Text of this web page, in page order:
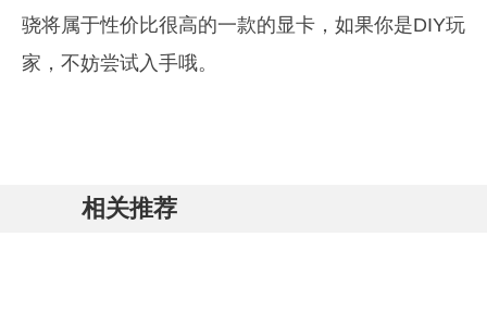
骁将属于性价比很高的一款的显卡，如果你是DIY玩
家，不妨尝试入手哦。
相关推荐